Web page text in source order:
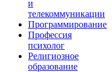
и
телекоммуникации
Программирование
Профессия
психолог
Религиозное
образование